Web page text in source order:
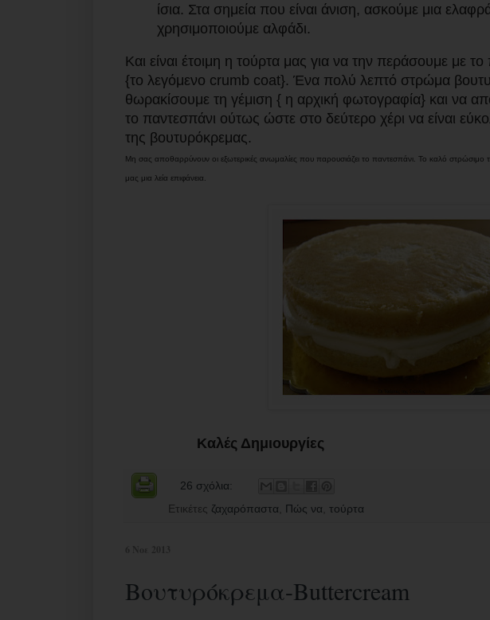
ίσια. Στα σημεία που είναι άνιση, ασκούμε μια
χρησιμοποιούμε αλφάδι.
Και είναι έτοιμη η τούρτα μας για να την περάσουμε με
{το λεγόμενο crumb coat}. Ένα πολύ λεπτό στρώμα
θωρακίσουμε τη γέμιση { η αρχική φωτογραφία} και να
το παντεσπάνι ούτως ώστε στο δεύτερο χέρι να είναι
της βουτυρόκρεμας.
Μη σας αποθαρρύνουν οι εξωτερικές ανωμαλίες που παρουσιάζει το παντεσπάνι. Το καλό στρώσιμο
μας μια λεία επιφάνεια.
Καλές Δημιουργίες
26 σχόλια:
Ετικέτες ζαχαρόπαστα Πώς να ,τούρτα
Βουτυρόκρεμα-Buttercream